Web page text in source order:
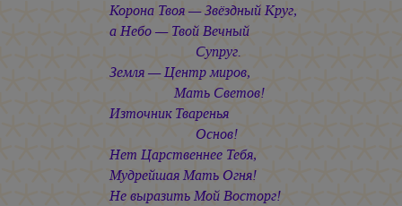
Корона Твоя — Звёздный Круг,
а Небо — Твой Вечный
Супруг.
Земля — Центр миров,
Мать Светов!
Източник Тваренья
Основ!
Нет Царственнее Тебя,
Мудрейшая Мать Огня!
Не выразить Мой Восторг!